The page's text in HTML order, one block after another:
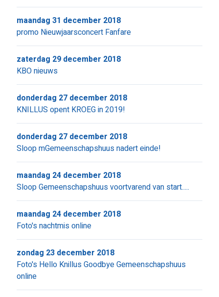
promo Nieuwjaarsconcert Fanfare
maandag 31 december 2018
KBO nieuws
zaterdag 29 december 2018
KNILLUS opent KROEG in 2019!
donderdag 27 december 2018
Sloop mGemeenschapshuus nadert einde!
donderdag 27 december 2018
Sloop Gemeenschapshuus voortvarend van start.....
maandag 24 december 2018
Foto's nachtmis online
maandag 24 december 2018
Foto's Hello Knillus Goodbye Gemeenschapshuus
online
zondag 23 december 2018